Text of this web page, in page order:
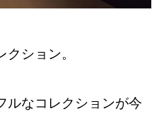
ション。
ルなコレクションが今